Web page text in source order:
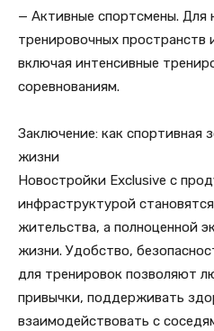
— Активные спортсмены. Для
тренировочных пространств
включая интенсивные
соревнованиям.
Заключение: как спортивная
жизни
Новостройки Exclusive с
инфраструктурой
жительства, а полноценной
жизни. Удобство,
для тренировок позволяют
привычки, поддерживать
взаимодействовать с